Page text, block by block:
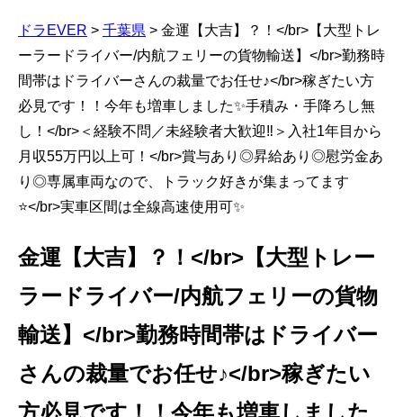
ドラEVER > 千葉県 > 金運【大吉】？！</br>【大型トレ
ーラードライバー/内航フェリーの貨物輸送】</br>勤務時
間帯はドライバーさんの裁量でお任せ♪</br>稼ぎたい方
必見です！！今年も増車しました✨手積み・手降ろし無
し！</br>＜経験不問／未経験者大歓迎‼＞入社1年目から
月収55万円以上可！</br>賞与あり◎昇給あり◎慰労金あ
り◎専属車両なので、トラック好きが集まってます
⭐</br>実車区間は全線高速使用可✨
金運【大吉】？！</br>【大型トレー
ラードライバー/内航フェリーの貨物
輸送】</br>勤務時間帯はドライバー
さんの裁量でお任せ♪</br>稼ぎたい
方必見です！！今年も増車しました